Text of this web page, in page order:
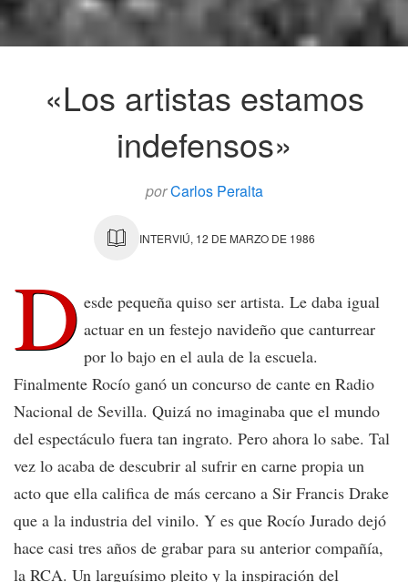
«Los artistas estamos
indefensos»
porCarlos Peralta
INTERVIÚ, 12 DE MARZO DE 1986
D esde pequeña quiso ser artista. Le daba igual
actuar en un festejo navideño que canturrear
por lo bajo en el aula de la escuela.
Finalmente Rocío ganó un concurso de cante en Radio
Nacional de Sevilla. Quizá no imaginaba que el mundo
del espectáculo fuera tan ingrato. Pero ahora lo sabe. Tal
vez lo acaba de descubrir al sufrir en carne propia un
acto que ella califica de más cercano a Sir Francis Drake
que a la industria del vinilo. Y es que Rocío Jurado dejó
hace casi tres años de grabar para su anterior compañía,
la RCA. Un larguísimo pleito y la inspiración del